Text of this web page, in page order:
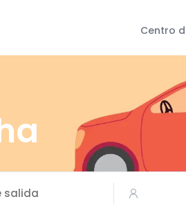
Centro
salida